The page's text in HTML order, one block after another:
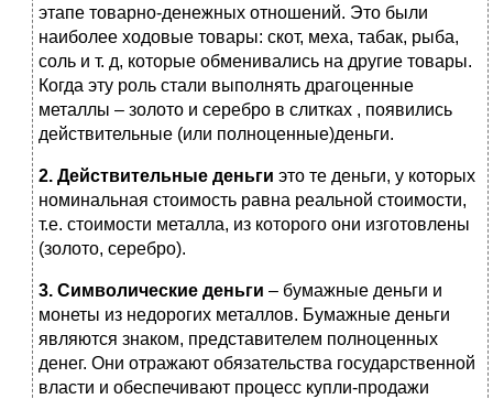
этапе товарно-денежных отношений. Это были
наиболее ходовые товары: скот, меха, табак, рыба,
соль и т. д, которые обменивались на другие товары.
Когда эту роль стали выполнять драгоценные
металлы – золото и серебро в слитках , появились
действительные (или полноценные)деньги.
2. Действительные деньги это те деньги, у которых
номинальная стоимость равна реальной стоимости,
т.е. стоимости металла, из которого они изготовлены
(золото, серебро).
3. Символические деньги – бумажные деньги и
монеты из недорогих металлов. Бумажные деньги
являются знаком, представителем полноценных
денег. Они отражают обязательства государственной
власти и обеспечивают процесс купли-продажи